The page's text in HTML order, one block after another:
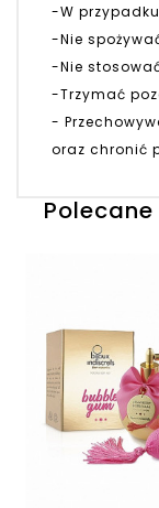
-W
-Nie
-Nie
-Trzymać
-
oraz chronić